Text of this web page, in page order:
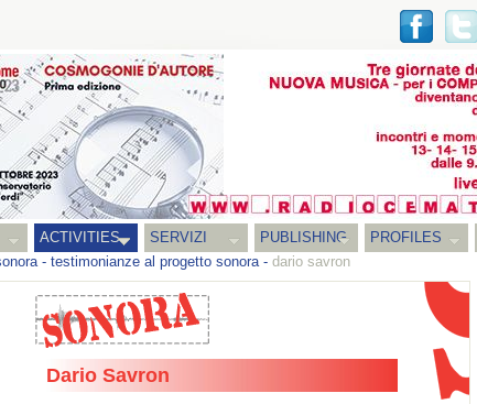
ACTIVITIES SERVIZI PUBLISHING PROFILES
- testimonianze al progetto sonora- dario savron
Dario Savron